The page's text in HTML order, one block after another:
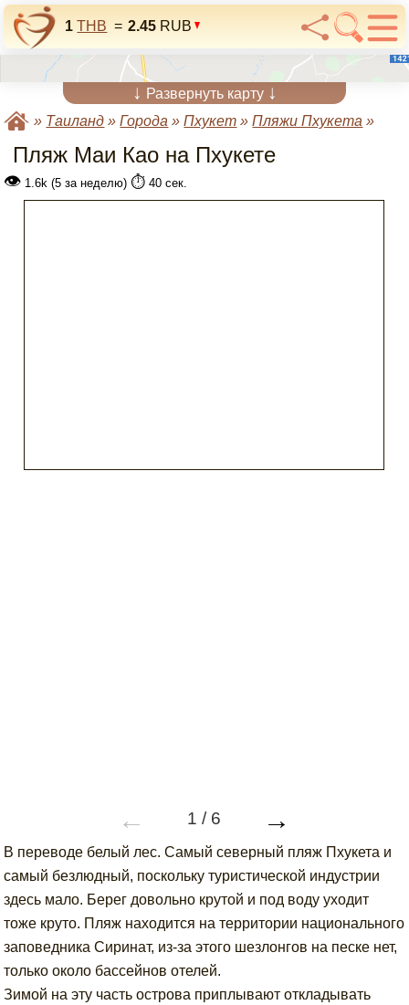
1 THB = 2.45 RUB
↓ Развернуть карту ↓
» Таиланд »Города »Пхукет »Пляжи Пхукета »
Пляж Маи Као на Пхукете
👁 1.6k (5 за неделю) ⏱️ 40 сек.
← 1 / 6 →
В переводе белый лес. Самый северный пляж Пхукета и
самый безлюдный, поскольку туристической индустрии
здесь мало. Берег довольно крутой и под воду уходит
тоже круто. Пляж находится на территории национального
заповедника Сиринат, из-за этого шезлонгов на песке нет,
только около бассейнов отелей.
Зимой на эту часть острова приплывают откладывать